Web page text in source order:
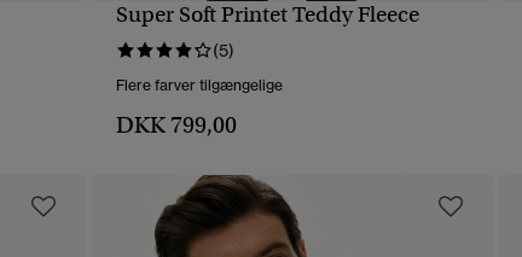
HURTIGVISNING
Super Soft Printet Teddy Fleece
(5)
Flere farver tilgængelige
DKK 799,00